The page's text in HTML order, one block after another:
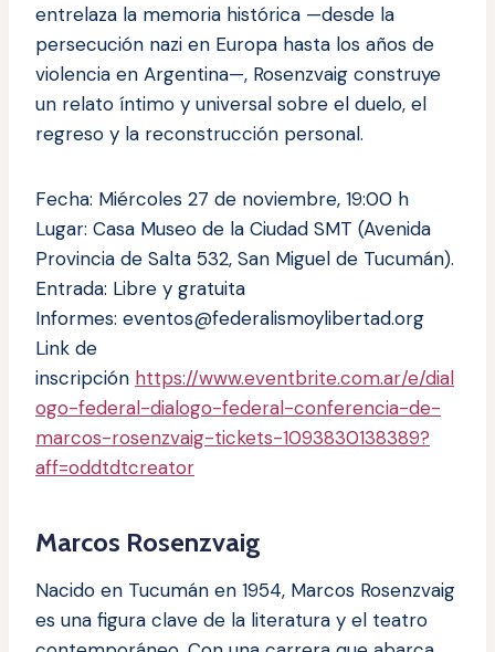
entrelaza la memoria histórica —desde la
persecución nazi en Europa hasta los años de
violencia en Argentina—, Rosenzvaig construye
un relato íntimo y universal sobre el duelo, el
regreso y la reconstrucción personal.
Fecha: Miércoles 27 de noviembre, 19:00 h
Lugar: Casa Museo de la Ciudad SMT (Avenida
Provincia de Salta 532, San Miguel de Tucumán).
Entrada: Libre y gratuita
Informes: eventos@federalismoylibertad.org
Link de
inscripción https://www.eventbrite.com.ar/e/dial
ogo-federal-dialogo-federal-conferencia-de-
marcos-rosenzvaig-tickets-1093830138389?
aff=oddtdtcreator
Marcos Rosenzvaig
Nacido en Tucumán en 1954, Marcos Rosenzvaig
es una figura clave de la literatura y el teatro